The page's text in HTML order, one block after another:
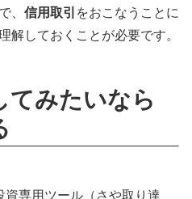
、 信用取引 をおこなうことに
解しておくことが必要です。
てみたいなら
専用ツール（さや取り達